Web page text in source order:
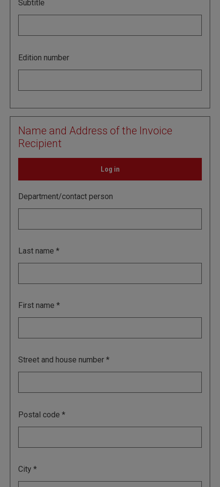
Subtitle
Edition number
Name and Address of the Invoice
Recipient
Log in
Department/contact person
Last name
First name
Street and house number
Postal code
City